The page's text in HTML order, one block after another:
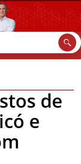
de
e